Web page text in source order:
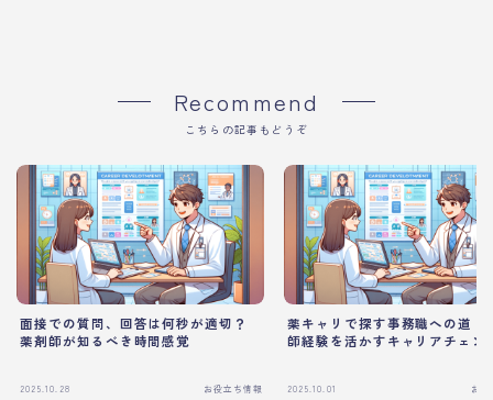
Recommend
こちらの記事もどうぞ
面接での質問、回答は何秒が適切？
薬剤師が知るべき時間感覚
2025.10.28 お役立ち情報
薬キャリで探す事務職への道｜
師経験を活かすキャリアチェン
2025.10.01 お